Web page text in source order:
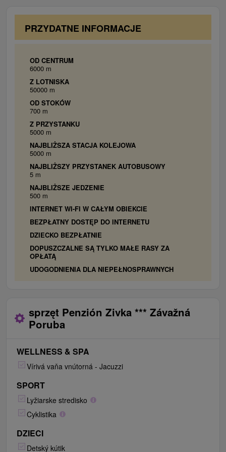
niektoré izby s balkónom
PRZYDATNE INFORMACJE
OD CENTRUM
6000 m
Z LOTNISKA
50000 m
OD STOKÓW
700 m
Z PRZYSTANKU
5000 m
NAJBLIŻSZA STACJA KOLEJOWA
5000 m
NAJBLIŻSZY PRZYSTANEK AUTOBUSOWY
5 m
NAJBLIŻSZE JEDZENIE
500 m
INTERNET WI-FI W CAŁYM OBIEKCIE
BEZPŁATNY DOSTĘP DO INTERNETU
DZIECKO BEZPŁATNIE
DOPUSZCZALNE SĄ TYLKO MAŁE RASY ZA
OPŁATĄ
UDOGODNIENIA DLA NIEPEŁNOSPRAWNYCH
sprzęt Penzión Zivka *** Závažná
Poruba
WELLNESS & SPA
Vírivá vaňa vnútorná - Jacuzzi
SPORT
Lyžiarske stredisko
Cyklistika
DZIECI
Detský kútik